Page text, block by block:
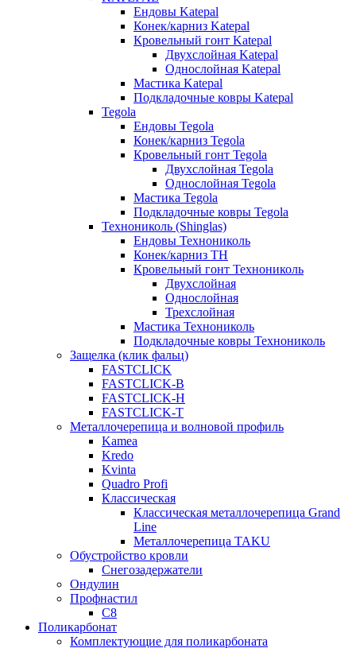
Ендовы Katepal
Конек/карниз Katepal
Кровельный гонт Katepal
Двухслойная Katepal
Однослойная Katepal
Мастика Katepal
Подкладочные ковры Katepal
Tegola
Ендовы Tegola
Конек/карниз Tegola
Кровельный гонт Tegola
Двухслойная Tegola
Однослойная Tegola
Мастика Tegola
Подкладочные ковры Tegola
Технониколь (Shinglas)
Ендовы Технониколь
Конек/карниз ТН
Кровельный гонт Технониколь
Двухслойная
Однослойная
Трехслойная
Мастика Технониколь
Подкладочные ковры Технониколь
Защелка (клик фальц)
FASTCLICK
FASTCLICK-B
FASTCLICK-H
FASTCLICK-T
Металлочерепица и волновой профиль
Kamea
Kredo
Kvinta
Quadro Profi
Классическая
Классическая металлочерепица Grand
Line
Металлочерепица TAKU
Обустройство кровли
Снегозадержатели
Ондулин
Профнастил
С8
Поликарбонат
Комплектующие для поликарбоната